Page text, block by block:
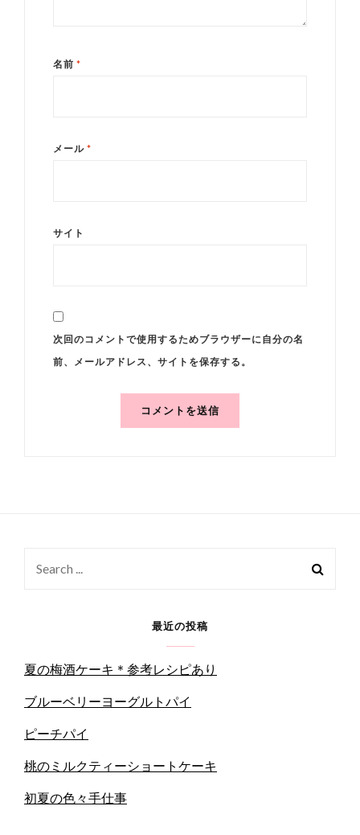
名前 *
メール *
サイト
次回のコメントで使用するためブラウザーに自分の名
前、メールアドレス、サイトを保存する。
最近の投稿
夏の梅酒ケーキ＊参考レシピあり
ブルーベリーヨーグルトパイ
ピーチパイ
桃のミルクティーショートケーキ
初夏の色々手仕事